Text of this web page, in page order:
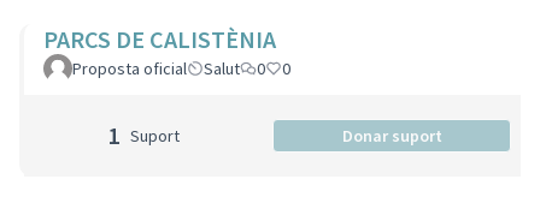
PARCS DE CALISTÈNIA
Proposta oficial Salut 0 0
1 Suport Donar suport